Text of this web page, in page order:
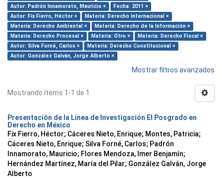
Autor: Padrón Innamorato, Mauricio ×
Fecha: 2011 ×
Autor: Fix Fierro, Héctor ×
Materia: Derecho Internacional ×
Materia: Derecho Ambiental ×
Materia: Derecho de la Información ×
Materia: Derecho Procesal ×
Materia: Otro ×
Materia: Derecho Fiscal ×
Autor: Silva Forné, Carlos ×
Materia: Derecho Constitucional ×
Autor: González Galván, Jorge Alberto ×
Mostrar filtros avanzados
Mostrando ítems 1-1 de 1
Presentación de la Línea de Investigación El Posgrado en
Derecho en México
Fix Fierro, Héctor; Cáceres Nieto, Enrique; Montes, Patricia;
Cáceres Nieto, Enrique; Silva Forné, Carlos; Padrón
Innamorato, Mauricio; Flores Mendoza, Imer Benjamín;
Hernández Martínez, María del Pilar; González Galván, Jorge
Alberto